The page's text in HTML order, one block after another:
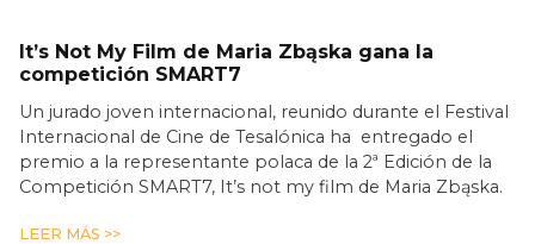
It’s Not My Film de Maria Zbąska gana la
competición SMART7
Un jurado joven internacional, reunido durante el Festival
Internacional de Cine de Tesalónica ha entregado el
premio a la representante polaca de la 2ª Edición de la
Competición SMART7, It’s not my film de Maria Zbąska.
LEER MÁS >>